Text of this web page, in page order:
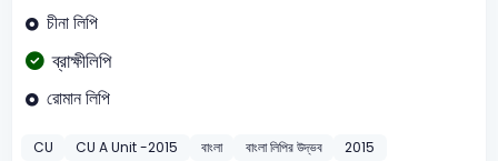
চীনা লিপি
ব্রাক্ষীলিপি
রোমান লিপি
CU CU A Unit -2015 বাংলা বাংলা লিপির উদ্ভব 2015